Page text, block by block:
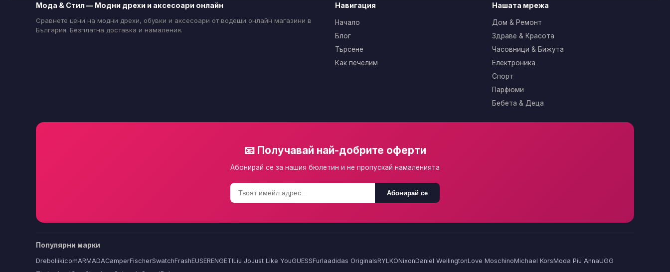
Мода & Стил — Модни дрехи и аксесоари онлайн
Сравнете цени на модни дрехи, обувки и аксесоари от водещи онлайн магазини в
България. Безплатна доставка и намаления.
Навигация
Начало
Блог
Търсене
Как печелим
Нашата мрежа
Дом & Ремонт
Здраве & Красота
Часовници & Бижута
Електроника
Спорт
Парфюми
Бебета & Деца
📧 Получавай най-добрите оферти
Абонирай се за нашия бюлетин и не пропускай намаленията
Абонирай се
Популярни марки
DreboliikicomARMADACamperFischerSwatchFrashEUSERENGETILiu JoJust Like YouGUESSFurlaadidas OriginalsRYLKONixonDaniel WellingtonLove MoschinoMichael KorsModa Piu AnnaUGG